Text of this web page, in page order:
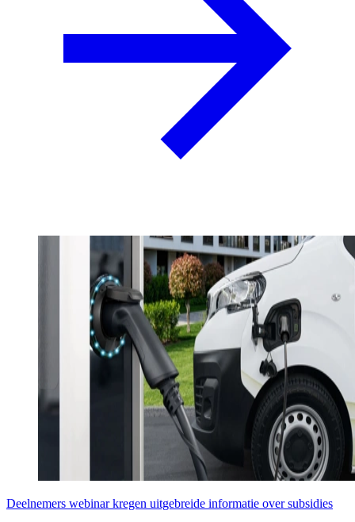
Deelnemers webinar kregen uitgebreide informatie over subsidies